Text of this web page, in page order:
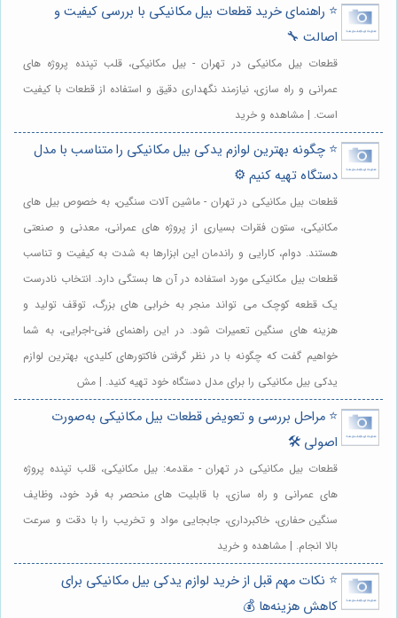
⭐️ راهنمای خرید قطعات بیل مکانیکی با بررسی کیفیت و
اصالت 🔧
قطعات بیل مکانیکی در تهران - بیل مکانیکی، قلب تپنده پروژه های
عمرانی و راه سازی، نیازمند نگهداری دقیق و استفاده از قطعات با کیفیت
است. | مشاهده و خرید
⭐️ چگونه بهترین لوازم یدکی بیل مکانیکی را متناسب با مدل
دستگاه تهیه کنیم ⚙️
قطعات بیل مکانیکی در تهران - ماشین آلات سنگین، به خصوص بیل های
مکانیکی، ستون فقرات بسیاری از پروژه های عمرانی، معدنی و صنعتی
هستند. دوام، کارایی و راندمان این ابزارها به شدت به کیفیت و تناسب
قطعات بیل مکانیکی مورد استفاده در آن ها بستگی دارد. انتخاب نادرست
یک قطعه کوچک می تواند منجر به خرابی های بزرگ، توقف تولید و
هزینه های سنگین تعمیرات شود. در این راهنمای فنی-اجرایی، به شما
خواهیم گفت که چگونه با در نظر گرفتن فاکتورهای کلیدی، بهترین لوازم
یدکی بیل مکانیکی را برای مدل دستگاه خود تهیه کنید. | مش
⭐️ مراحل بررسی و تعویض قطعات بیل مکانیکی به‌صورت
اصولی 🛠️
قطعات بیل مکانیکی در تهران - مقدمه: بیل مکانیکی، قلب تپنده پروژه
های عمرانی و راه سازی، با قابلیت های منحصر به فرد خود، وظایف
سنگین حفاری، خاکبرداری، جابجایی مواد و تخریب را با دقت و سرعت
بالا انجام. | مشاهده و خرید
⭐️ نکات مهم قبل از خرید لوازم یدکی بیل مکانیکی برای
کاهش هزینه‌ها 💰